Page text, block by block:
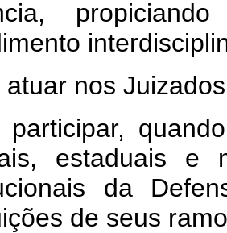
atuar nos
estaduais e
da
de seus